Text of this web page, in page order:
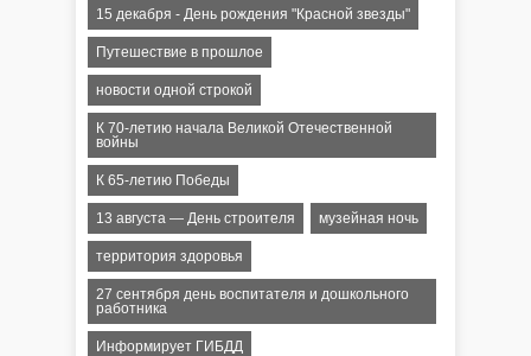
15 декабря - День рождения "Красной звезды"
Путешествие в прошлое
новости одной строкой
К 70-летию начала Великой Отечественной
войны
К 65-летию Победы
13 августа — День строителя музейная ночь
территория здоровья
27 сентября день воспитателя и дошкольного
работника
Информирует ГИБДД